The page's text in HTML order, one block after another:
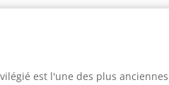
est l'une des plus